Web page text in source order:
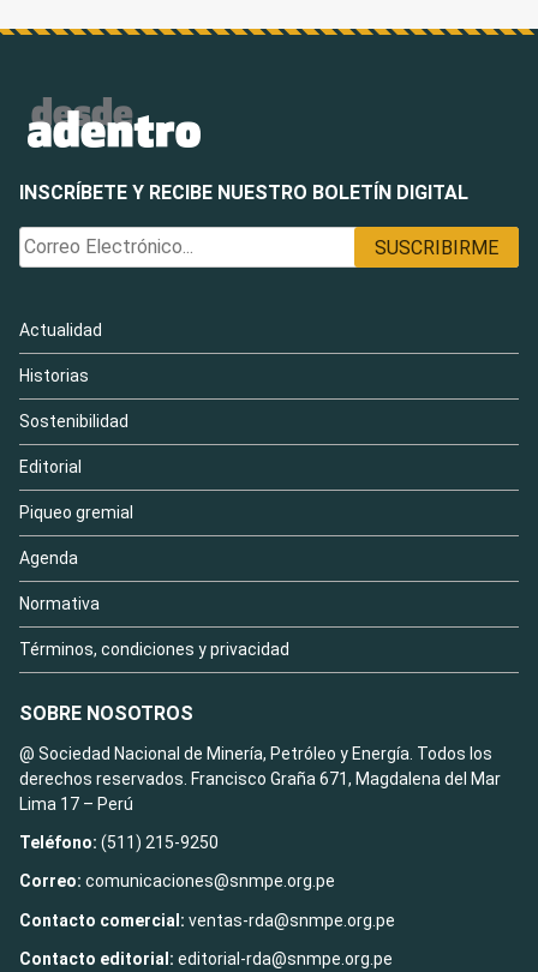
INSCRÍBETE Y RECIBE NUESTRO BOLETÍN DIGITAL
Actualidad
Historias
Sostenibilidad
Editorial
Piqueo gremial
Agenda
Normativa
Términos, condiciones y privacidad
SOBRE NOSOTROS
@ Sociedad Nacional de Minería, Petróleo y Energía. Todos los
derechos reservados. Francisco Graña 671, Magdalena del Mar
Lima 17 – Perú
Teléfono: (511) 215-9250
Correo: comunicaciones@snmpe.org.pe
Contacto comercial: ventas-rda@snmpe.org.pe
Contacto editorial: editorial-rda@snmpe.org.pe